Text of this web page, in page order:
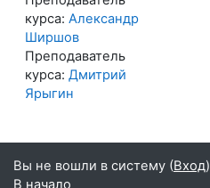
курса: Александр
Ширшов
Преподаватель
курса: Дмитрий
Ярыгин
Вы не вошли в систему (Вход)
В начало